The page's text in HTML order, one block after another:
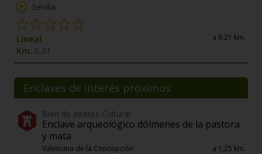
Sevilla
Lineal
Km: 0,01
a 8,21 km.
Enclaves de interés próximos
Bien de Interés Cultural
Enclave arqueológico dólmenes de la pastora
y mata
Valencina de la Concepción a 1,25 km.